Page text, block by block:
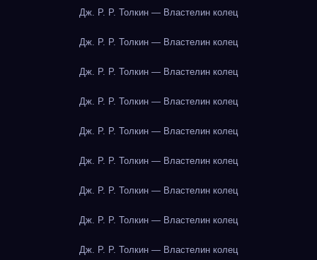
Дж. Р. Р. Толкин — Властелин колец
Дж. Р. Р. Толкин — Властелин колец
Дж. Р. Р. Толкин — Властелин колец
Дж. Р. Р. Толкин — Властелин колец
Дж. Р. Р. Толкин — Властелин колец
Дж. Р. Р. Толкин — Властелин колец
Дж. Р. Р. Толкин — Властелин колец
Дж. Р. Р. Толкин — Властелин колец
Дж. Р. Р. Толкин — Властелин колец